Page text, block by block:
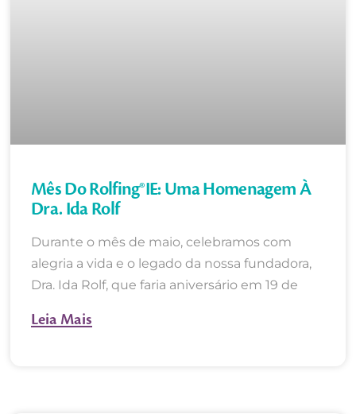
Mês Do Rolfing®IE: Uma Homenagem À
Dra. Ida Rolf
Durante o mês de maio, celebramos com
alegria a vida e o legado da nossa fundadora,
Dra. Ida Rolf, que faria aniversário em 19 de
Leia Mais